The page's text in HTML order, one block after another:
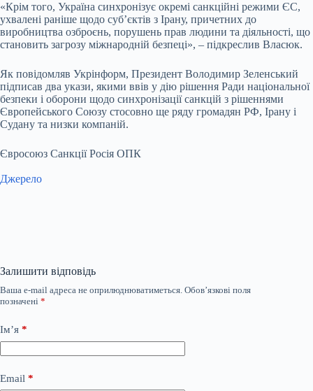
«Крім того, Україна синхронізує окремі санкційні режими ЄС,
ухвалені раніше щодо суб’єктів з Ірану, причетних до
виробництва озброєнь, порушень прав людини та діяльності, що
становить загрозу міжнародній безпеці», – підкреслив Власюк.
Як повідомляв Укрінформ, Президент Володимир Зеленський
підписав два укази, якими ввів у дію рішення Ради національної
безпеки і оборони щодо синхронізації санкцій з рішеннями
Європейського Союзу стосовно ще ряду громадян РФ, Ірану і
Судану та низки компаній.
Євросоюз Санкції Росія ОПК
Джерело
Залишити відповідь
Ваша e-mail адреса не оприлюднюватиметься. Обов’язкові поля
позначені *
Ім’я *
Email *